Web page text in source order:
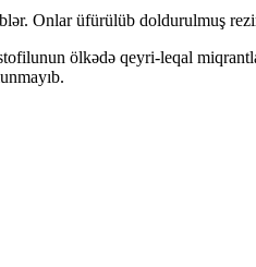
Onlar üfürülüb doldurulmuş
ölkədə qeyri-leqal